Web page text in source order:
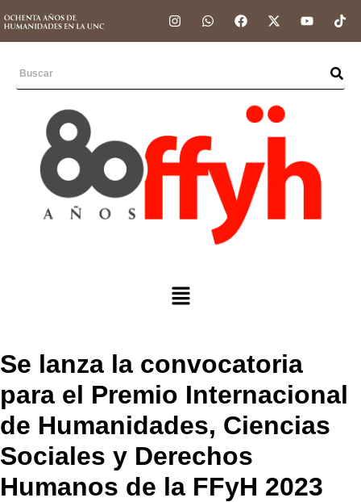
Se lanza la convocatoria
para el Premio Internacional
de Humanidades, Ciencias
Sociales y Derechos
Humanos de la FFyH 2023